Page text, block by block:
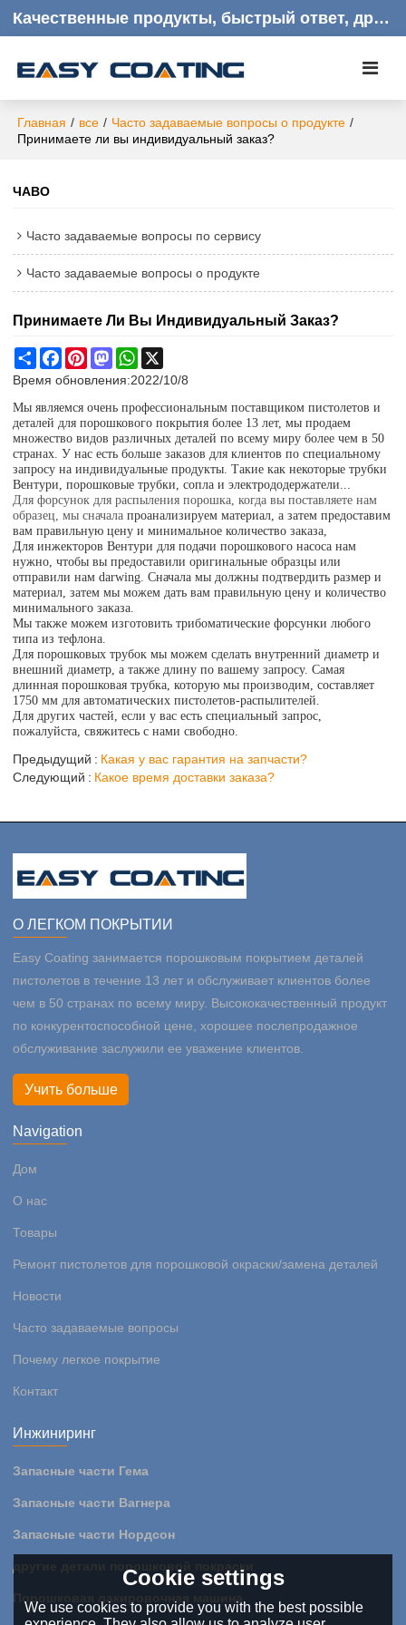
Качественные продукты, быстрый ответ, дружелюбное обслуживание клиентов
Главная / все / Часто задаваемые вопросы о продукте /
Принимаете ли вы индивидуальный заказ?
ЧАВО
Часто задаваемые вопросы по сервису
Часто задаваемые вопросы о продукте
Принимаете Ли Вы Индивидуальный Заказ?
ShareFacebook
PinterestMastodonWhatsApp
Время обновления:2022/10/8
Мы являемся очень профессиональным поставщиком пистолетов и
деталей для порошкового покрытия более 13 лет, мы продаем
множество видов различных деталей по всему миру более чем в 50
странах. У нас есть больше заказов для клиентов по специальному
запросу на индивидуальные продукты. Такие как некоторые трубки
Вентури, порошковые трубки, сопла и электрододержатели...
Для форсунок для распыления порошка, когда вы поставляете нам
образец, мы сначала проанализируем материал, а затем предоставим
вам правильную цену и минимальное количество заказа,
Для инжекторов Вентури для подачи порошкового насоса нам
нужно, чтобы вы предоставили оригинальные образцы или
отправили нам darwing. Сначала мы должны подтвердить размер и
материал, затем мы можем дать вам правильную цену и количество
минимального заказа.
Мы также можем изготовить трибоматические форсунки любого
типа из тефлона.
Для порошковых трубок мы можем сделать внутренний диаметр и
внешний диаметр, а также длину по вашему запросу. Самая
длинная порошковая трубка, которую мы производим, составляет
1750 мм для автоматических пистолетов-распылителей.
Для других частей, если у вас есть специальный запрос,
пожалуйста, свяжитесь с нами свободно.
Предыдущий
Какая у вас гарантия на запчасти?
Следующий
Какое время доставки заказа?
О ЛЕГКОМ ПОКРЫТИИ
Easy Coating занимается порошковым покрытием деталей
пистолетов в течение 13 лет и обслуживает клиентов более
чем в 50 странах по всему миру. Высококачественный продукт
по конкурентоспособной цене, хорошее послепродажное
обслуживание заслужили ее уважение клиентов.
Учить больше
Navigation
Дом
О нас
Товары
Ремонт пистолетов для порошковой окраски/замена деталей
Новости
Часто задаваемые вопросы
Почему легкое покрытие
Контакт
Инжиниринг
Запасные части Гема
Запасные части Вагнера
Запасные части Нордсон
другие детали порошковой покраски
Cookie settings
We use cookies to provide you with the best possible